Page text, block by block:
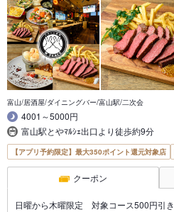
富山/居酒屋/ダイニングバー/富山駅/二次会
4001～5000円
富山駅とやﾏﾙｼｪ出口より徒歩約9分
【アプリ予約限定】最大350ポイント還元対象店
クーポン
日曜から木曜限定 対象コース500円引き